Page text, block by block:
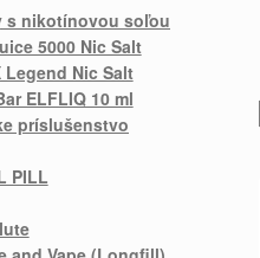
s nikotínovou soľou
5000 Nic Salt
Legend Nic Salt
ELFLIQ 10 ml
príslušenstvo
PILL